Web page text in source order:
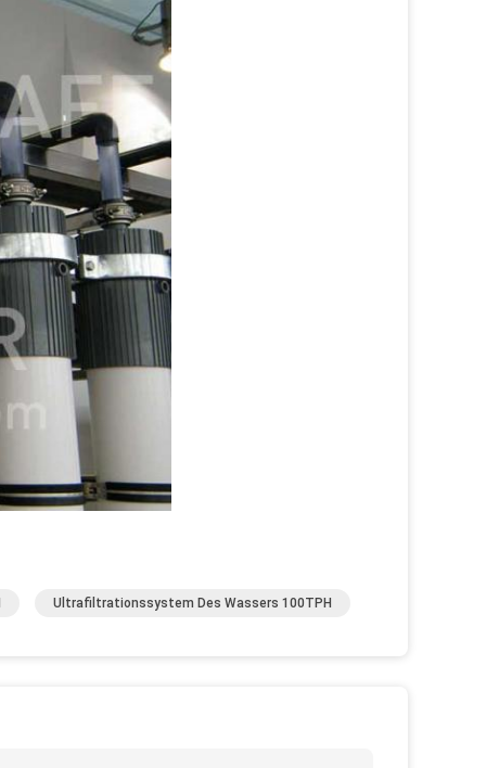
Ultrafiltrationssystem Des Wassers 100TPH